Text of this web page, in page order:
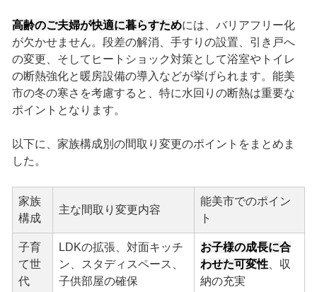
高齢のご夫婦が快適に暮らすためには、バリアフリー化
が欠かせません。段差の解消、手すりの設置、引き戸へ
の変更、そしてヒートショック対策として浴室やトイレ
の断熱強化と暖房設備の導入などが挙げられます。能美
市の冬の寒さを考慮すると、特に水回りの断熱は重要な
ポイントとなります。
以下に、家族構成別の間取り変更のポイントをまとめま
した。
家族
構成
主な間取り変更内容
能美市でのポイン
ト
子育
て世
代
LDKの拡張、対面キッチ
ン、スタディスペース、
子供部屋の確保
お子様の成長に合
わせた可変性、収
納の充実